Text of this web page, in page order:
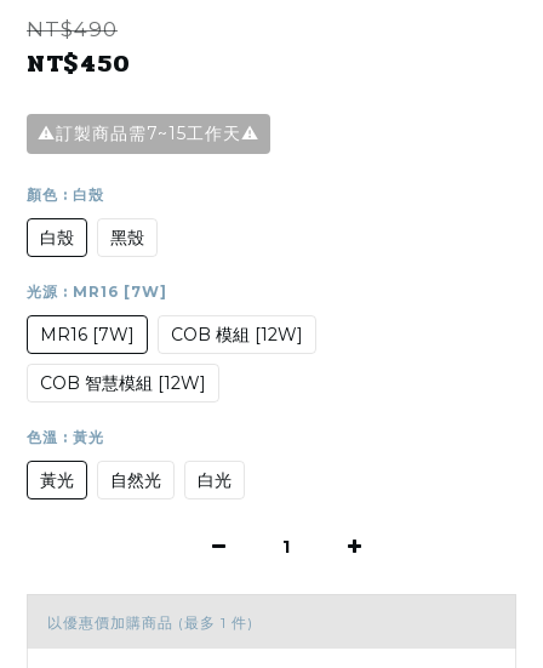
NT$490
NT$450
⚠️訂製商品需7~15工作天⚠️
顏色 : 白殼
白殼 黑殼
光源 : MR16 [7W]
MR16 [7W] COB 模組 [12W]
COB 智慧模組 [12W]
色溫 : 黃光
黃光 自然光 白光
以優惠價加購商品 (最多 1 件)